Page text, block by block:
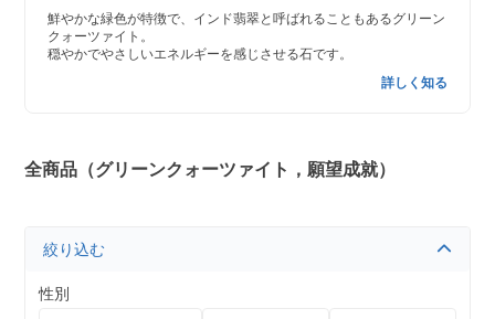
鮮やかな緑色が特徴で、インド翡翠と呼ばれることもあるグリーン
クォーツァイト。
穏やかでやさしいエネルギーを感じさせる石です。
詳しく知る
全商品（グリーンクォーツァイト，願望成就）
絞り込む
性別